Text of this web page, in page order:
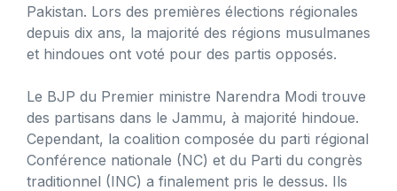
Pakistan. Lors des premières élections régionales
depuis dix ans, la majorité des régions musulmanes
et hindoues ont voté pour des partis opposés.
Le BJP du Premier ministre Narendra Modi trouve
des partisans dans le Jammu, à majorité hindoue.
Cependant, la coalition composée du parti régional
Conférence nationale (NC) et du Parti du congrès
traditionnel (INC) a finalement pris le dessus. Ils